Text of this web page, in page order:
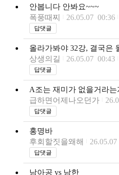
안봅니다 안봐요~~~
폭풍때찌
26.05.07 00:36
답댓글
올라가봐야 32강, 결국은
상생의길
26.05.07 00:43
답댓글
A조는 재미가 없을거라는
급하면어제나오던가
답댓글
홍명바
후회할짓을왜해
답댓글
남아공 vs 남한